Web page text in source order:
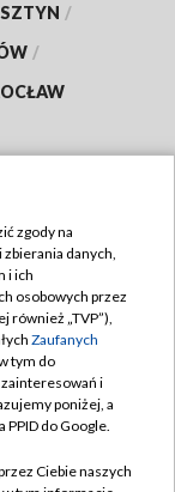
/
/
zgody na
danych,
i ich
osobowych przez
również „TVP”),
Zaufanych
tym do
i
poniżej, a
do Google.
Ciebie naszych